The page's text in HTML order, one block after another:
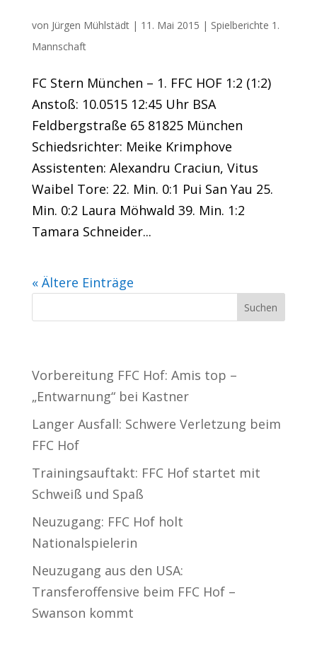
von Jürgen Mühlstädt| 11. Mai 2015 | Spielberichte 1.
Mannschaft
FC Stern München – 1. FFC HOF 1:2 (1:2)
Anstoß: 10.0515 12:45 Uhr BSA
Feldbergstraße 65 81825 München
Schiedsrichter: Meike Krimphove
Assistenten: Alexandru Craciun, Vitus
Waibel Tore: 22. Min. 0:1 Pui San Yau 25.
Min. 0:2 Laura Möhwald 39. Min. 1:2
Tamara Schneider...
« Ältere Einträge
Vorbereitung FFC Hof: Amis top –
„Entwarnung“ bei Kastner
Langer Ausfall: Schwere Verletzung beim
FFC Hof
Trainingsauftakt: FFC Hof startet mit
Schweiß und Spaß
Neuzugang: FFC Hof holt
Nationalspielerin
Neuzugang aus den USA:
Transferoffensive beim FFC Hof –
Swanson kommt